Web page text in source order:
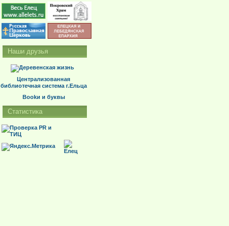
Наши друзья
Централизованная
библиотечная система г.Ельца
Bookи и буквы
Статистика